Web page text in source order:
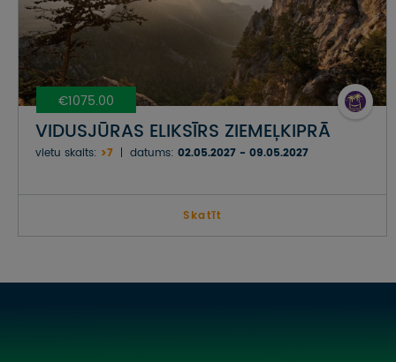
€1075.00
VIDUSJŪRAS ELIKSĪRS ZIEMEĻKIPRĀ
vietu skaits: >7 datums: 02.05.2027 - 09.05.2027
Skatīt